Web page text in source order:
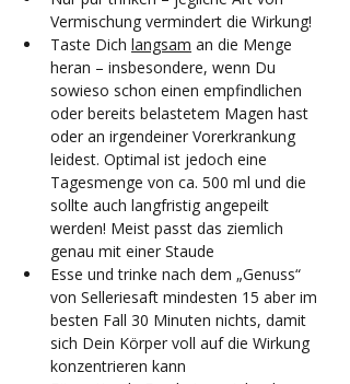
Vermischung vermindert die Wirkung!
Taste Dich langsam an die Menge
heran – insbesondere, wenn Du
sowieso schon einen empfindlichen
oder bereits belastetem Magen hast
oder an irgendeiner Vorerkrankung
leidest. Optimal ist jedoch eine
Tagesmenge von ca. 500 ml und die
sollte auch langfristig angepeilt
werden! Meist passt das ziemlich
genau mit einer Staude
Esse und trinke nach dem „Genuss“
von Selleriesaft mindesten 15 aber im
besten Fall 30 Minuten nichts, damit
sich Dein Körper voll auf die Wirkung
konzentrieren kann